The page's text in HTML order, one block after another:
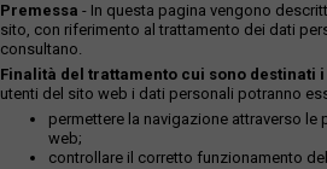
Premessa - In questa pagina vengono
sito, con riferimento al trattamento dei dati
consultano.
Finalità del trattamento cui sono destinati
utenti del sito web i dati personali potranno
permettere la navigazione attraverso
web;
controllare il corretto funzionamento